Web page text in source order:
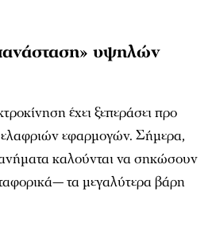
υψηλών
έχει ξεπεράσει προ
εφαρμογών. Σήμερα,
καλούνται να σηκώσουν
τα μεγαλύτερα βάρη